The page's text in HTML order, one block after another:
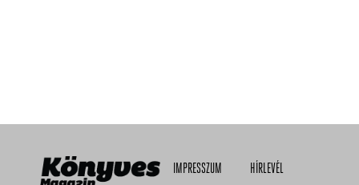
IMPRESSZUM HÍRLEVÉL